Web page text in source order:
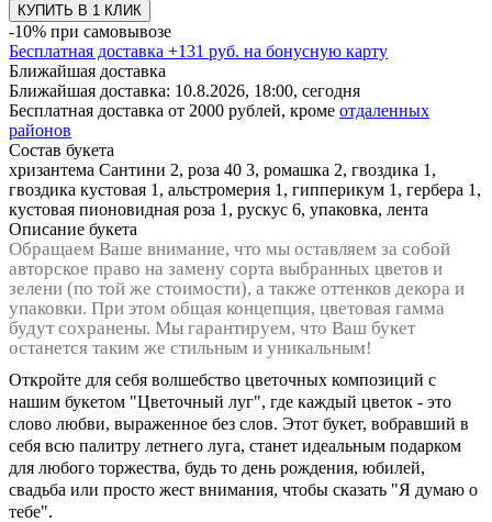
КУПИТЬ В 1 КЛИК
-10% при самовывозе
Бесплатная доставка +131 руб. на бонусную карту
Ближайшая доставка
Ближайшая доставка: 10.8.2026, 18:00, сегодня
Бесплатная доставка от 2000 рублей, кроме отдаленных
районов
Состав букета
хризантема Сантини 2, роза 40 3, ромашка 2, гвоздика 1,
гвоздика кустовая 1, альстромерия 1, гипперикум 1, гербера 1,
кустовая пионовидная роза 1, рускус 6, упаковка, лента
Описание букета
Обращаем Ваше внимание, что мы оставляем за собой
авторское право на замену сорта выбранных цветов и
зелени (по той же стоимости), а также оттенков декора и
упаковки. При этом общая концепция, цветовая гамма
будут сохранены. Мы гарантируем, что Ваш букет
останется таким же стильным и уникальным!
Откройте для себя волшебство цветочных композиций с
нашим букетом "Цветочный луг", где каждый цветок - это
слово любви, выраженное без слов. Этот букет, вобравший в
себя всю палитру летнего луга, станет идеальным подарком
для любого торжества, будь то день рождения, юбилей,
свадьба или просто жест внимания, чтобы сказать "Я думаю о
тебе".